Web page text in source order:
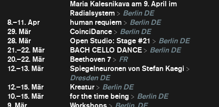
Maria Kalesnikava am 9. April im
Radialsystem
Berlin DE
8.–11. Apr
human requiem
Berlin DE
29. Mär
CoinciDance
Berlin DE
28. Mär
Open Studio: Stage #21
Berlin DE
21.–22. Mär
BACH CELLO DANCE
Berlin DE
20.–22. Mär
Beethoven 7
FR
12.–13. Mär
Spiegelneuronen von Stefan Kaegi
Dresden DE
12.–15. Mär
Kreatur
Berlin DE
10.–15. Mär
for the time being
Berlin DE